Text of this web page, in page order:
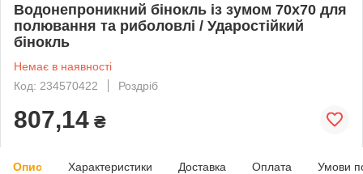
Водонепроникний бінокль із зумом 70х70 для
полювання та риболовлі / Ударостійкий
бінокль
Немає в наявності
Код: 234570422
Роздріб
807,14 ₴
Опис Характеристики Доставка Оплата Умови